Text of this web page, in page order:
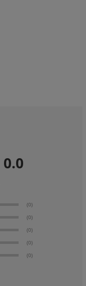
0.0
(0)
(0)
(0)
(0)
(0)